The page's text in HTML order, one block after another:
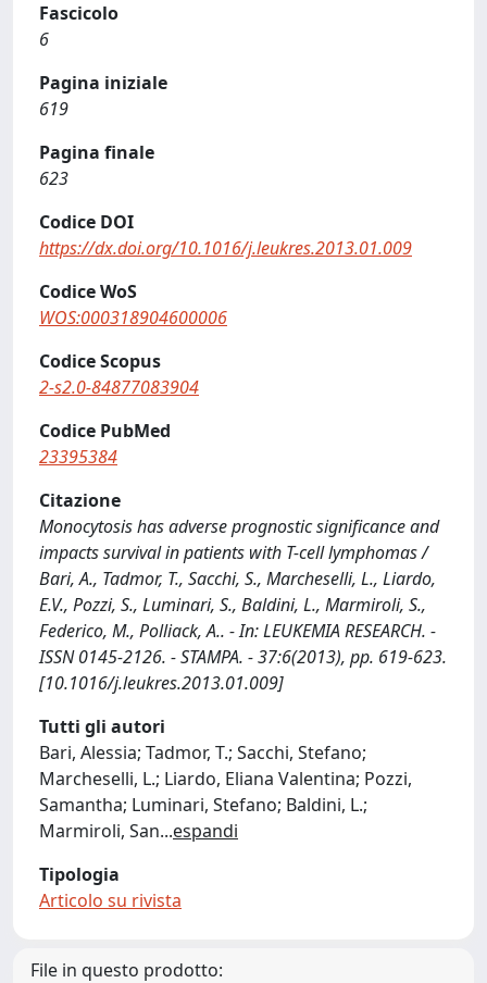
Fascicolo
6
Pagina iniziale
619
Pagina finale
623
Codice DOI
https://dx.doi.org/10.1016/j.leukres.2013.01.009
Codice WoS
WOS:000318904600006
Codice Scopus
2-s2.0-84877083904
Codice PubMed
23395384
Citazione
Monocytosis has adverse prognostic significance and
impacts survival in patients with T-cell lymphomas /
Bari, A., Tadmor, T., Sacchi, S., Marcheselli, L., Liardo,
E.V., Pozzi, S., Luminari, S., Baldini, L., Marmiroli, S.,
Federico, M., Polliack, A.. - In: LEUKEMIA RESEARCH. -
ISSN 0145-2126. - STAMPA. - 37:6(2013), pp. 619-623.
[10.1016/j.leukres.2013.01.009]
Tutti gli autori
Bari, Alessia; Tadmor, T.; Sacchi, Stefano;
Marcheselli, L.; Liardo, Eliana Valentina; Pozzi,
Samantha; Luminari, Stefano; Baldini, L.;
Marmiroli, San...espandi
Tipologia
Articolo su rivista
File in questo prodotto: